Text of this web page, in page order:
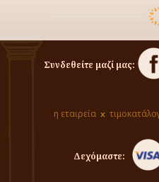
Συνδεθείτε μαζί μας:
η εταιρεία
Δεχόμαστε: